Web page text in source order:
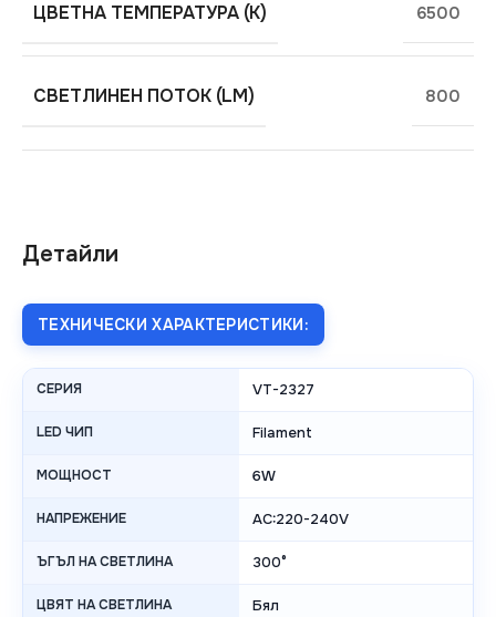
Детайли
ТЕХНИЧЕСКИ ХАРАКТЕРИСТИКИ:
СЕРИЯ VT-2327
LED ЧИП Filament
МОЩНОСТ 6W
НАПРЕЖЕНИЕ AC:220-240V
ЪГЪЛ НА СВЕТЛИНА 300°
ЦВЯТ НА СВЕТЛИНА Бял
ЦВЕТНА ТЕМПЕРАТУРА (K) 6500
СВЕТЛИНЕН ПОТОК (LM) 800